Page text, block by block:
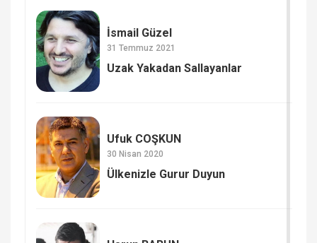
İsmail Güzel
31 Temmuz 2021
Uzak Yakadan Sallayanlar
Ufuk COŞKUN
30 Nisan 2020
Ülkenizle Gurur Duyun